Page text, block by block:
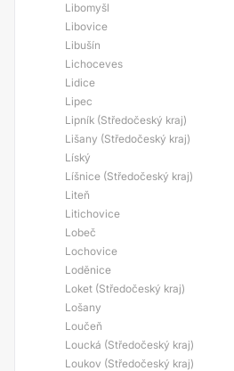
Libomyšl
Libovice
Libušín
Lichoceves
Lidice
Lipec
Lipník (Středočeský kraj)
Lišany (Středočeský kraj)
Líský
Líšnice (Středočeský kraj)
Liteň
Litichovice
Lobeč
Lochovice
Loděnice
Loket (Středočeský kraj)
Lošany
Loučeň
Loucká (Středočeský kraj)
Loukov (Středočeský kraj)